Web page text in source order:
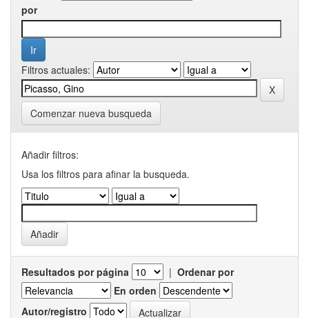
por
Filtros actuales:
Comenzar nueva busqueda
Añadir filtros:
Usa los filtros para afinar la busqueda.
Resultados por página | Ordenar por
En orden
Autor/registro